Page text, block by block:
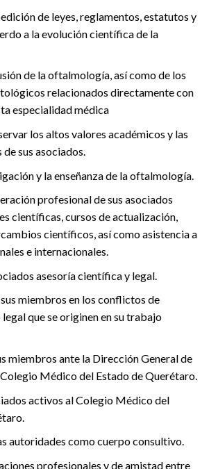
de leyes, reglamentos, estatutos y
a la evolución científica de la
de la oftalmología, así como de los
relacionados directamente con
especialidad médica
los altos valores académicos y las
sus asociados.
y la enseñanza de la oftalmología.
profesional de sus asociados
científicas, cursos de actualización,
científicos, así como asistencia a
e internacionales.
asesoría científica y legal.
miembros en los conflictos de
que se originen en su trabajo
miembros ante la Dirección General de
Médico del Estado de Querétaro.
activos al Colegio Médico del
autoridades como cuerpo consultivo.
profesionales y de amistad entre